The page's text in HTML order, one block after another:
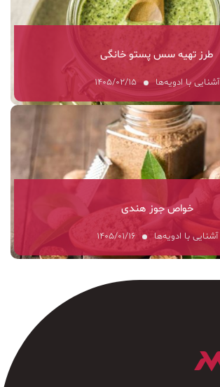
آشنایی با ادویه‌ها ۱۴۰۵/۰۲/۱۵
طرز تهیه سس پستو خانگی
آشنایی با ادویه‌ها ۱۴۰۵/۰۱/۱۶
خواص جوز هندی